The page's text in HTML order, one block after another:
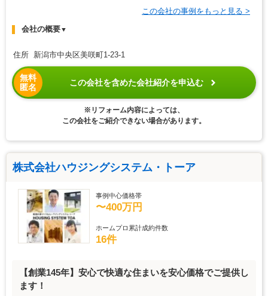
この会社の事例をもっと見る >
会社の概要▼
住所 新潟市中央区美咲町1-23-1
無料
匿名
この会社を含めた会社紹介を申込む
※リフォーム内容によっては、
この会社をご紹介できない場合があります。
株式会社ハウジングシステム・トーア
事例中心価格帯
〜400万円
ホームプロ累計成約件数
16件
【創業145年】安心で快適な住まいを安心価格でご提供し
ます！